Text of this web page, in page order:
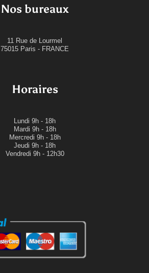
Nos bureaux
11 Rue de Lourmel
75015 Paris - FRANCE
Horaires
Lundi 9h - 18h
Mardi 9h - 18h
Mercredi 9h - 18h
Jeudi 9h - 18h
Vendredi 9h - 12h30